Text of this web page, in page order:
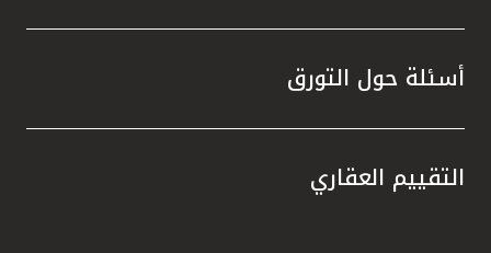
أسئلة حول التورق
التقييم العقاري